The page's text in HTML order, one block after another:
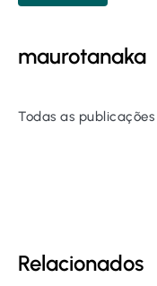
maurotanaka
Todas as publicações
Relacionados